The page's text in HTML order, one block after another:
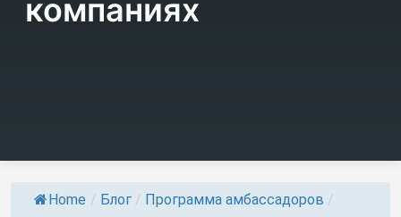
компаниях
Home / Блог / Программа амбассадоров /